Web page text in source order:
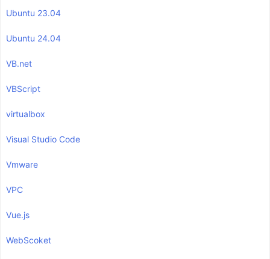
Ubuntu 23.04
Ubuntu 24.04
VB.net
VBScript
virtualbox
Visual Studio Code
Vmware
VPC
Vue.js
WebScoket